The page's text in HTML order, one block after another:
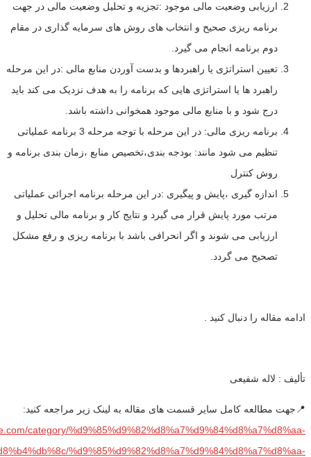
ارزیابی وضعیت مالی موجود :تجزیه و تحلیل وضعیت مالی در جهت
برنامه ریزی صحیح و انتخاب های روش های سرمایه گذاری در مقام
دوم برنامه انجام می گیرد.
تعیین استراتژی یا راهبردها و بدست آوردن منابع مالی :در این مرحله
راهبرد ها یا استراتژی هایی که برنامه را به هدف نزدیک می کند باید
درج شود و با منابع مالی موجود همخوانی داشته باشد.
برنامه ریزی مالی: در این مرحله با توجه مرحله 3 برنامه عملیاتی
تنظیم می شود مانند: بودجه بندی،تخصیص منابع ،زمان بندی برنامه و
روش کنترل
اندازه گیری ،پایش و پیگیری :در این مرحله برنامه اجرائی عملیاتی
مرتب مورد پایش قرار می گیرد و نتایج کار و برنامه مالی تحلیل و
ارزیابی می شوند و اگر انحرافی باشد با برنامه ریزی و رفع مشکل
تصحیح می گردد.
ادامه مقاله را دنبال کنید .
تألیف : لاله شفیعی
📍جهت مطالعه کامل سایر قسمت های مقاله به لینک زیر مراجعه کنید:
category/%d9%85%d9%82%d8%a7%d9%84%d8%a7%d8%aa-
%d9%85%d9%82%d8%a7%d9%84%d8%a7%d8%aa-